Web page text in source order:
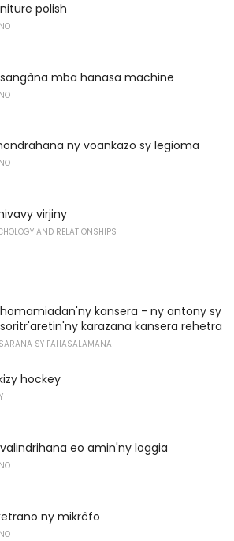
polish
mba hanasa machine
ny voankazo sy legioma
virjiny
AND RELATIONSHIPS
kansera - ny antony sy
karazana kansera rehetra
SY FAHASALAMANA
hockey
eo amin'ny loggia
ny mikrôfo